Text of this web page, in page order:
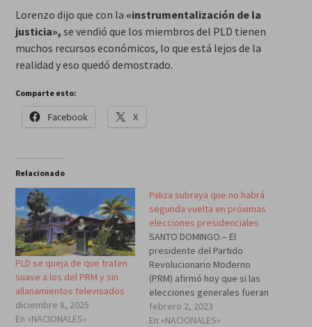
Lorenzo dijo que con la «instrumentalización de la
justicia», se vendió que los miembros del PLD tienen
muchos recursos económicos, lo que está lejos de la
realidad y eso quedó demostrado.
Comparte esto:
Facebook X
Relacionado
PLD se queja de que traten
suave a los del PRM y sin
allanamientos televisados
diciembre 8, 2025
En «NACIONALES»
Paliza subraya que no habrá
segunda vuelta en próximas
elecciones presidenciales
SANTO DOMINGO.– El
presidente del Partido
Revolucionario Moderno
(PRM) afirmó hoy que si las
elecciones generales fueran
realizadas hoy, su
organización ganaría con un
febrero 2, 2023
En «NACIONALES»